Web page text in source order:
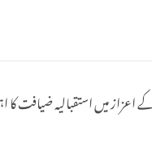
میں استقبالیہ ضیافت